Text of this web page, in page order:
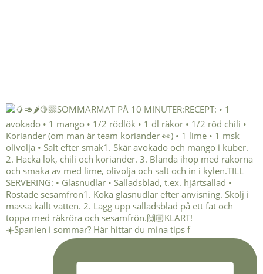
☀️Spanien i sommar? Här hittar du mina tips f